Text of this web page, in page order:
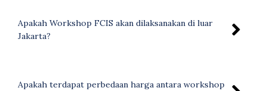
Apakah Workshop FCIS akan dilaksanakan di luar
Jakarta?
Apakah terdapat perbedaan harga antara workshop